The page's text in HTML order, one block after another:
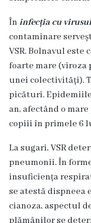
familie
Secţia
medicina
de
familie
nr.2
Serviciul
Consultativ
Specializat
Centrul
În infecția cu
contaminare
VSR. Bolnavul este
foarte mare (viroza
unei colectivități).
picături. Epidemiile
an, afectând o
copiii în primele 6
La sugari, VSR
pneumonii. În
insuficiența
se atestă dispneea
cianoza, aspectul
plămânilor se